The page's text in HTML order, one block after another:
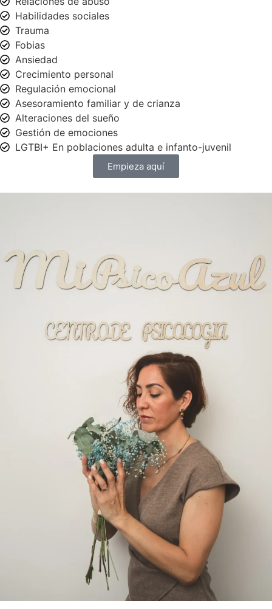
Habilidades sociales
Trauma
Fobias
Ansiedad
Crecimiento personal
Regulación emocional
Asesoramiento familiar y de crianza
Alteraciones del sueño
Gestión de emociones
LGTBI+ En poblaciones adulta e infanto-juvenil
Empieza aquí